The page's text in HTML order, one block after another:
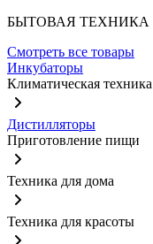
БЫТОВАЯ ТЕХНИКА
Смотреть все товары
Инкубаторы
Климатическая техника
Дистилляторы
Приготовление пищи
Техника для дома
Техника для красоты